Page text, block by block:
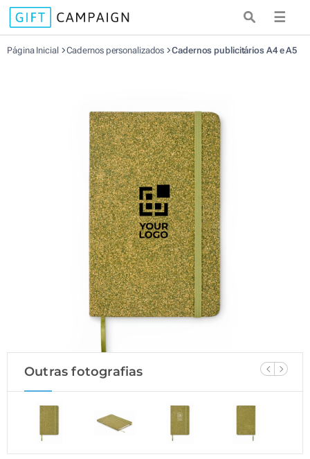
☰
Página Inicial Cadernos personalizados Cadernos publicitários A4 e A5
Outras fotografias